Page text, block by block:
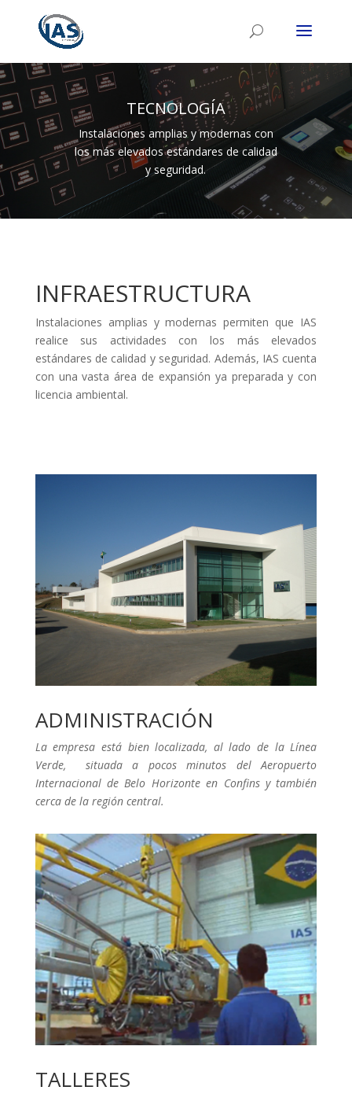
TECNOLOGÍA
Instalaciones amplias y modernas con
los más elevados estándares de calidad
y seguridad.
INFRAESTRUCTURA
Instalaciones amplias y modernas permiten que IAS
realice sus actividades con los más elevados
estándares de calidad y seguridad. Además, IAS cuenta
con una vasta área de expansión ya preparada y con
licencia ambiental.
ADMINISTRACIÓN
La empresa está bien localizada, al lado de la Línea
Verde, situada a pocos minutos del Aeropuerto
Internacional de Belo Horizonte en Confins y también
cerca de la región central.
TALLERES